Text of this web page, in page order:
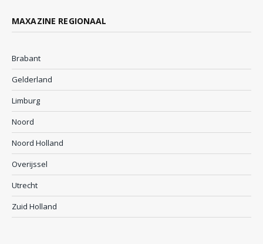
MAXAZINE REGIONAAL
Brabant
Gelderland
Limburg
Noord
Noord Holland
Overijssel
Utrecht
Zuid Holland